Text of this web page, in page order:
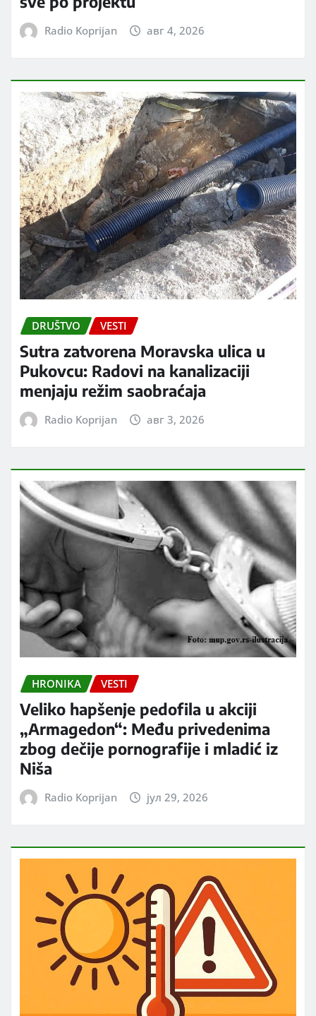
Radio Koprijan авг 4, 2026
DRUŠTVO VESTI
Sutra zatvorena Moravska ulica u
Pukovcu: Radovi na kanalizaciji
menjaju režim saobraćaja
Radio Koprijan авг 3, 2026
HRONIKA VESTI
Veliko hapšenje pedofila u akciji
„Armagedon“: Među privedenima
zbog dečije pornografije i mladić iz
Niša
Radio Koprijan јул 29, 2026